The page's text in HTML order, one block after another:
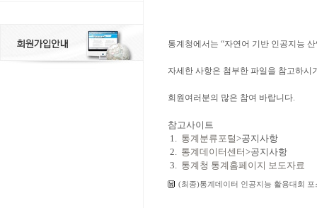
통계청에서는 “자연어 기반 인공지능
자세한 사항은 첨부한 파일을 참고하시
회원여러분의 많은 참여 바랍니다.
참고사이트
1. 통계분류포털>공지사항
2. 통계데이터센터>공지사항
3. 통계청 통계홈페이지 보도자료
(최종)통계데이터 인공지능 활용대회 포